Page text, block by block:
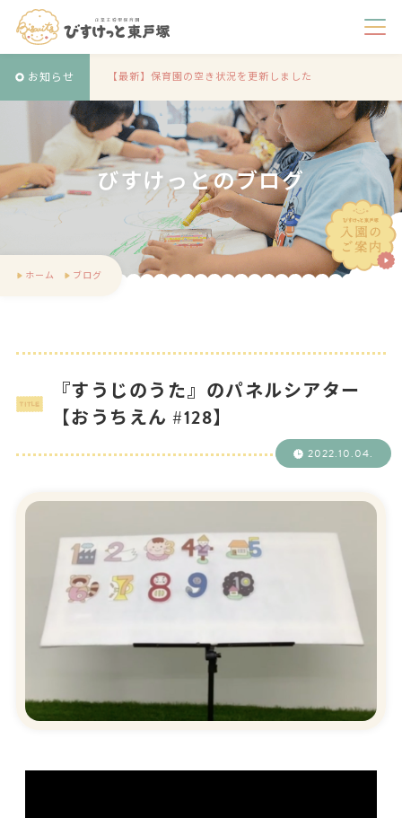
お知らせ 【最新】保育園の空き状況を更新しました
びすけっとのブログ
ホーム ブログ
『すうじのうた』のパネルシアター
【おうちえん #128】
2022.10.04.